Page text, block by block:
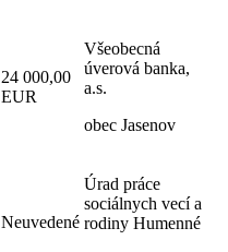
24 000,00
EUR
Všeobecná
úverová banka,
a.s.
obec Jasenov
Neuvedené
Úrad práce
sociálnych vecí a
rodiny Humenné